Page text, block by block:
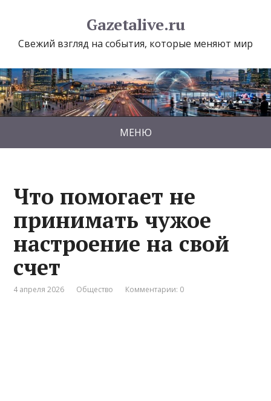
Gazetalive.ru
Свежий взгляд на события, которые меняют мир
МЕНЮ
Что помогает не
принимать чужое
настроение на свой
счет
4 апреля 2026 Общество Комментарии: 0